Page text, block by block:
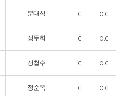
문대식 0 0.0
정두희 0 0.0
정철수 0 0.0
정순옥 0 0.0